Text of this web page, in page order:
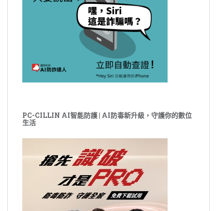
PC-CILLIN AI智能防護 | AI防毒新升級，守護你的數位
生活